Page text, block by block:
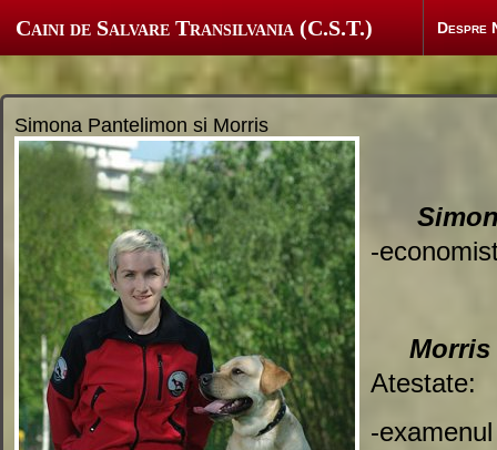
Simona Pantelimon si Morris
-
Morris
Atestate:
-
Despre
Caini de Salvare Transilvania (C.S.T.)